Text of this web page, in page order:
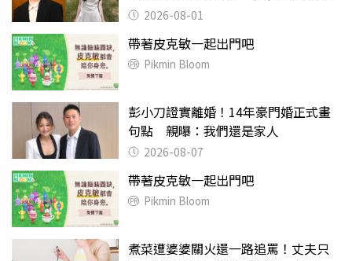
了 2026-08-01
帶著皮克敏一起出門吧
Pikmin Bloom
彭小刀證實離婚！14年豪門婚正式畫
句點 親曝：我們還是家人
2026-08-07
帶著皮克敏一起出門吧
Pikmin Bloom
煮菜遭婆婆關火還一路追罵！丈夫只